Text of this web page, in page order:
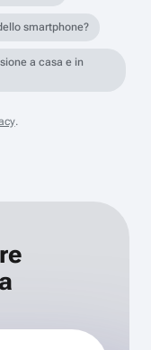
smartphone?
a casa e in
.